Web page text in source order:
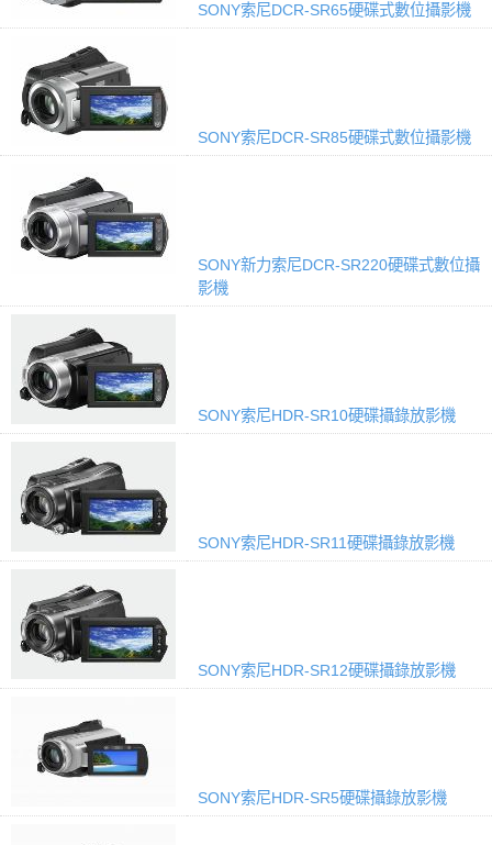
SONY索尼DCR-SR65硬碟式數位攝影機
SONY索尼DCR-SR85硬碟式數位攝影機
SONY新力索尼DCR-SR220硬碟式數位攝
影機
SONY索尼HDR-SR10硬碟攝錄放影機
SONY索尼HDR-SR11硬碟攝錄放影機
SONY索尼HDR-SR12硬碟攝錄放影機
SONY索尼HDR-SR5硬碟攝錄放影機